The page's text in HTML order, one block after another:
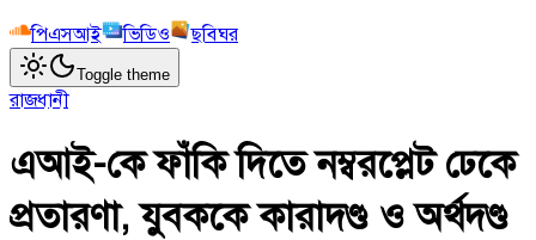
পিএসআই
ভিডিও ছবিঘর
Toggle theme
রাজধানী
এআই-কে ফাঁকি দিতে নম্বরপ্লেট ঢেকে
প্রতারণা, যুবককে কারাদণ্ড ও অর্থদণ্ড